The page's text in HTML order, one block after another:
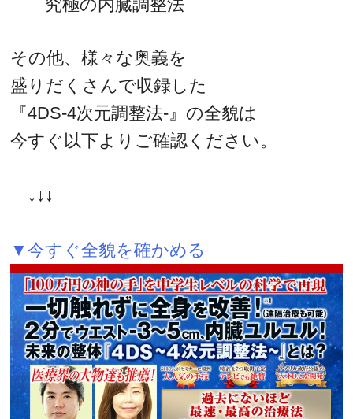
究極の内臓調整法
その他、様々な奥義を
盛りだくさんで収録した
『4DS-4次元調整法-』の全貌は
今すぐ以下よりご確認ください。
↓↓↓
▼今すぐ全貌を確かめる